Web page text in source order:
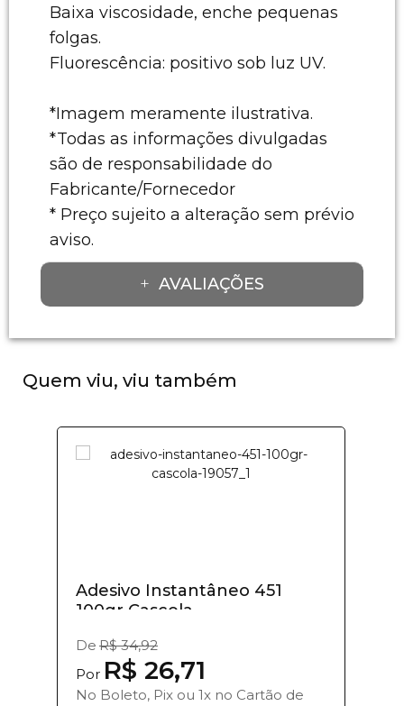
Baixa viscosidade, enche pequenas
folgas.
Fluorescência: positivo sob luz UV.
*Imagem meramente ilustrativa.
*Todas as informações divulgadas
são de responsabilidade do
Fabricante/Fornecedor
* Preço sujeito a alteração sem prévio
aviso.
AVALIAÇÕES
Quem viu, viu também
Adesivo Instantâneo 451
100gr Cascola
De R$ 34,92
Por R$ 26,71
No Boleto, Pix ou 1x no Cartão de